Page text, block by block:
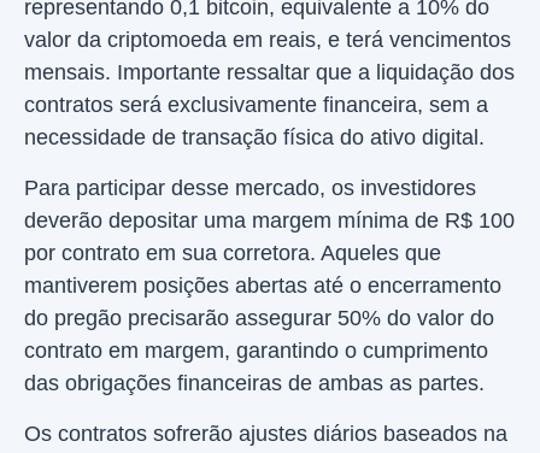
representando 0,1 bitcoin, equivalente a 10% do
valor da criptomoeda em reais, e terá vencimentos
mensais. Importante ressaltar que a liquidação dos
contratos será exclusivamente financeira, sem a
necessidade de transação física do ativo digital.
Para participar desse mercado, os investidores
deverão depositar uma margem mínima de R$ 100
por contrato em sua corretora. Aqueles que
mantiverem posições abertas até o encerramento
do pregão precisarão assegurar 50% do valor do
contrato em margem, garantindo o cumprimento
das obrigações financeiras de ambas as partes.
Os contratos sofrerão ajustes diários baseados na